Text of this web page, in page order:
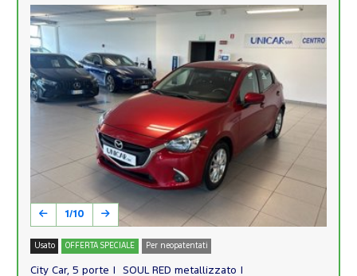
1/10
Usato OFFERTA SPECIALE Per neopatentati
City Car, 5 porte
SOUL RED metallizzato